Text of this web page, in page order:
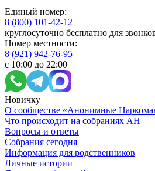
Единый номер:
8 (800) 101-42-12
круглосуточно бесплатно для
Номер местности:
8 (921) 942-76-95
с 10:00 до 22:00
Новичку
О сообществе «Анонимные
Что происходит на собраниях АН
Вопросы и ответы
Собрания сегодня
Информация для родственников
Личные истории